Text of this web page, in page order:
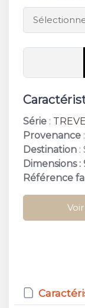
Série :
Provenance
Destination :
Dimensions :
Référence